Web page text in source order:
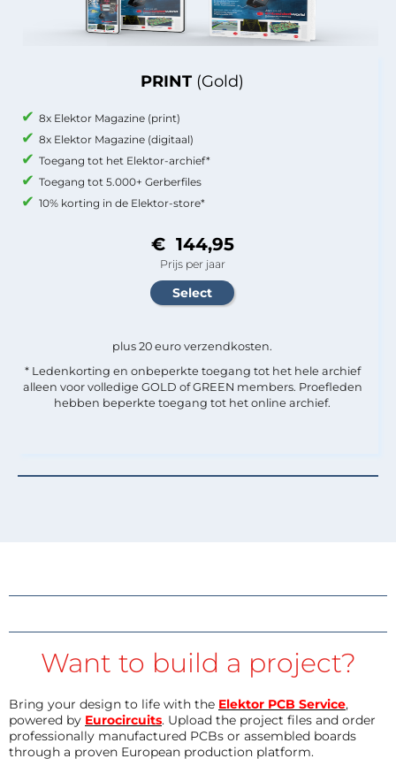
PRINT (Gold)
8x Elektor Magazine (print)
8x Elektor Magazine (digitaal)
Toegang tot het Elektor-archief*
Toegang tot 5.000+ Gerberfiles
10% korting in de Elektor-store*
€ 144,95
Prijs per jaar
plus 20 euro verzendkosten.
* Ledenkorting en onbeperkte toegang tot het hele archief
alleen voor volledige GOLD of GREEN members. Proefleden
hebben beperkte toegang tot het online archief.
Want to build a project?
Bring your design to life with the Elektor PCB Service,
powered by Eurocircuits. Upload the project files and order
professionally manufactured PCBs or assembled boards
through a proven European production platform.